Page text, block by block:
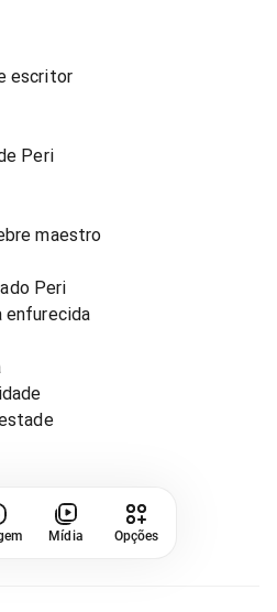
escritor
Peri
maestro
Peri
enfurecida
Mídia Opções